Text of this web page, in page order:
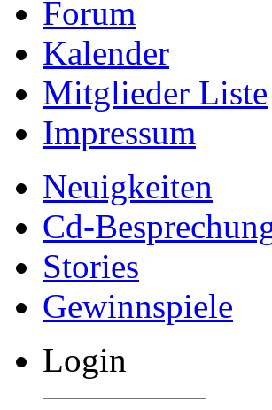
Forum
Kalender
Mitglieder Liste
Impressum
Neuigkeiten
Cd-
Stories
Gewinnspiele
Login